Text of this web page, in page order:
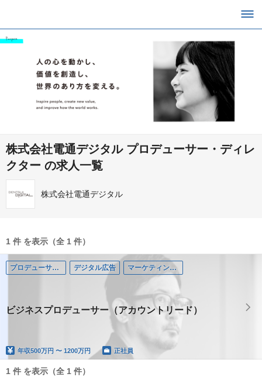
株式会社電通デジタル プロデューサー・ディレ
クター の求人一覧
株式会社電通デジタル
1 件 を表示（全 1 件）
プロデューサー・ディレクター デジタル広告 マーケティングコミュニケーション領域
ビジネスプロデューサー（アカウントリード）
年収500万円 〜 1200万円 正社員
1 件 を表示（全 1 件）